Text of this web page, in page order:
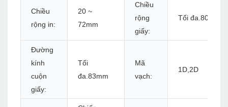
Chiều
rộng in:
20 ~
72mm
Chiều
rộng
giấy:
Tối đa.80mm
Đường
kính
cuộn
giấy:
Tối
đa.83mm
Mã
vạch:
1D,2D